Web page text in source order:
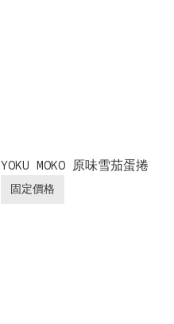
YOKU MOKO 原味雪茄蛋捲
固定價格